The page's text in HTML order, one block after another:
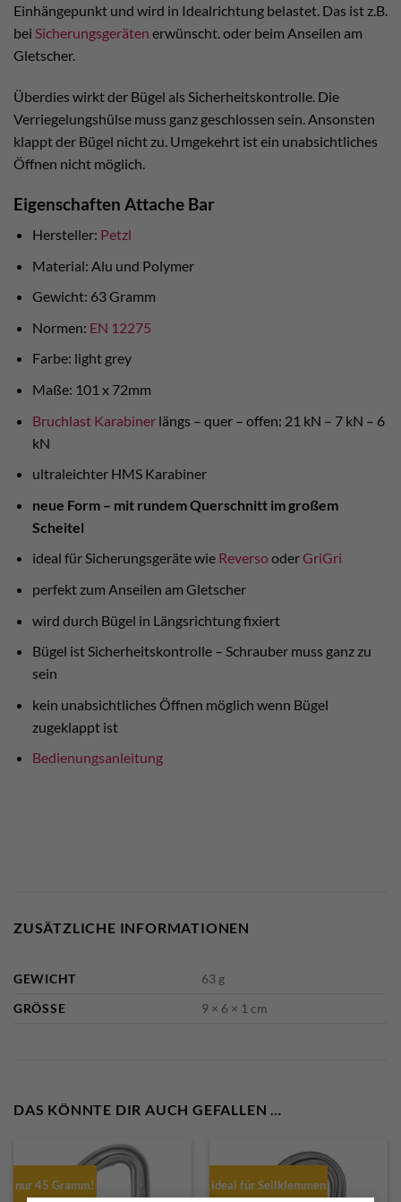
Einhängepunkt und wird in Idealrichtung belastet. Das ist z.B.
bei Sicherungsgeräten erwünscht. oder beim Anseilen am
Gletscher.
Überdies wirkt der Bügel als Sicherheitskontrolle. Die
Verriegelungshülse muss ganz geschlossen sein. Ansonsten
klappt der Bügel nicht zu. Umgekehrt ist ein unabsichtliches
Öffnen nicht möglich.
Eigenschaften Attache Bar
Hersteller: Petzl
Material: Alu und Polymer
Gewicht: 63 Gramm
Normen: EN 12275
Farbe: light grey
Maße: 101 x 72mm
Bruchlast Karabinerlängs – quer – offen: 21 kN – 7 kN – 6
kN
ultraleichter HMS Karabiner
neue Form – mit rundem Querschnitt im großem
Scheitel
ideal für Sicherungsgeräte wie ReversooderGriGri
perfekt zum Anseilen am Gletscher
wird durch Bügel in Längsrichtung fixiert
Bügel ist Sicherheitskontrolle – Schrauber muss ganz zu
sein
kein unabsichtliches Öffnen möglich wenn Bügel
zugeklappt ist
Bedienungsanleitung
ZUSÄTZLICHE INFORMATIONEN
GEWICHT
63 g
GRÖSSE
9 × 6 × 1 cm
DAS KÖNNTE DIR AUCH GEFALLEN …
nur 45 Gramm! ideal für Seilklemmen